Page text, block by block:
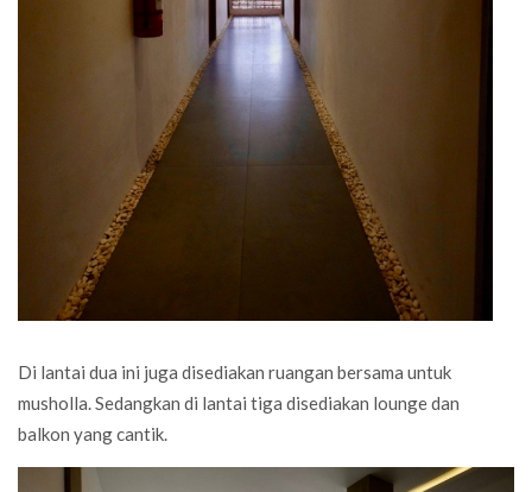
Di lantai dua ini juga disediakan ruangan bersama untuk
musholla. Sedangkan di lantai tiga disediakan lounge dan
balkon yang cantik.